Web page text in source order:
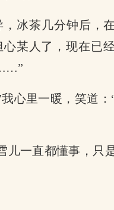
，冰茶几分钟后，
某人了，现在已
心里一暖，笑道
儿一直都懂事，只